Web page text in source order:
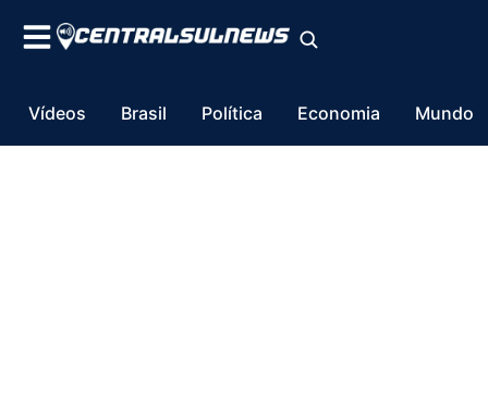
Vídeos Brasil Política Economia Mundo